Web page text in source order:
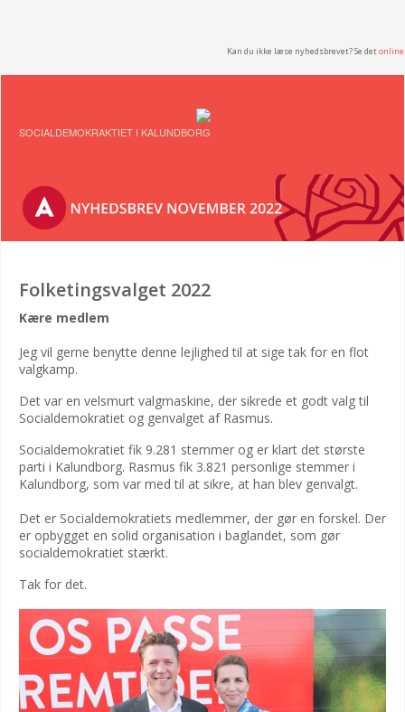
Kan du ikke læse nyhedsbrevet? Se detonline
SOCIALDEMOKRAKTIET I KALUNDBORG
Folketingsvalget 2022
Kære medlem
Jeg vil gerne benytte denne lejlighed til at sige tak for en flot
valgkamp.
Det var en velsmurt valgmaskine, der sikrede et godt valg til
Socialdemokratiet og genvalget af Rasmus.
Socialdemokratiet fik 9.281 stemmer og er klart det største
parti i Kalundborg. Rasmus fik 3.821 personlige stemmer i
Kalundborg, som var med til at sikre, at han blev genvalgt.
Det er Socialdemokratiets medlemmer, der gør en forskel. Der
er opbygget en solid organisation i baglandet, som gør
socialdemokratiet stærkt.
Tak for det.